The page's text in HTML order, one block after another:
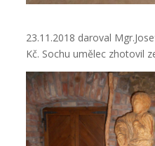
23.11.2018 daroval
Kč. Sochu umělec zhotovil